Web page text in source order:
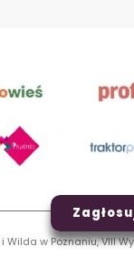
Wilda w Poznaniu, VIII